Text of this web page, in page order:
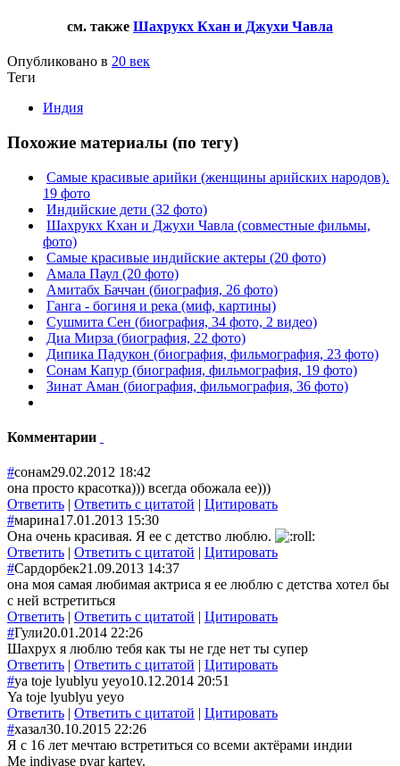
см. также Шахрукх Кхан и Джухи Чавла
Опубликовано в 20 век
Теги
Индия
Похожие материалы (по тегу)
Самые красивые арийки (женщины арийских народов).
19 фото
Индийские дети (32 фото)
Шахрукх Кхан и Джухи Чавла (совместные фильмы,
фото)
Самые красивые индийские актеры (20 фото)
Амала Паул (20 фото)
Амитабх Баччан (биография, 26 фото)
Ганга - богиня и река (миф, картины)
Сушмита Сен (биография, 34 фото, 2 видео)
Диа Мирза (биография, 22 фото)
Дипика Падукон (биография, фильмография, 23 фото)
Сонам Капур (биография, фильмография, 19 фото)
Зинат Аман (биография, фильмография, 36 фото)
Комментарии
#сонам29.02.2012 18:42
она просто красотка))) всегда обожала ее)))
Ответить | Ответить с цитатой | Цитировать
#марина17.01.2013 15:30
Она очень красивая. Я ее с детство люблю.
Ответить | Ответить с цитатой | Цитировать
#Сардорбек21.09.2013 14:37
она моя самая любимая актриса я ее люблю с детства хотел бы
с ней встретиться
Ответить | Ответить с цитатой | Цитировать
#Гули20.01.2014 22:26
Шахрух я люблю тебя как ты не где нет ты супер
Ответить | Ответить с цитатой | Цитировать
#ya toje lyublyu yeyo10.12.2014 20:51
Ya toje lyublyu yeyo
Ответить | Ответить с цитатой | Цитировать
#хазал30.10.2015 22:26
Я с 16 лет мечтаю встретиться со всеми актёрами индии
Me indiyase pyar kartey.